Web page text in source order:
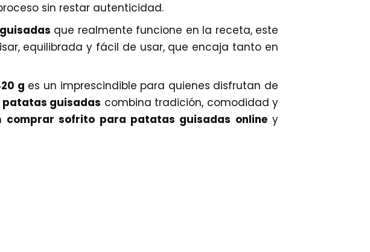
sin restar autenticidad.
que realmente funcione en la receta, este
equilibrada y fácil de usar, que encaja tanto en
g es un imprescindible para quienes disfrutan de
guisadas combina tradición, comodidad y
comprar sofrito para patatas guisadas onliney